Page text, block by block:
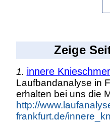
Zeige
1. innere
Laufbandanalyse in
erhalten bei uns die
http://
frankfurt.de/